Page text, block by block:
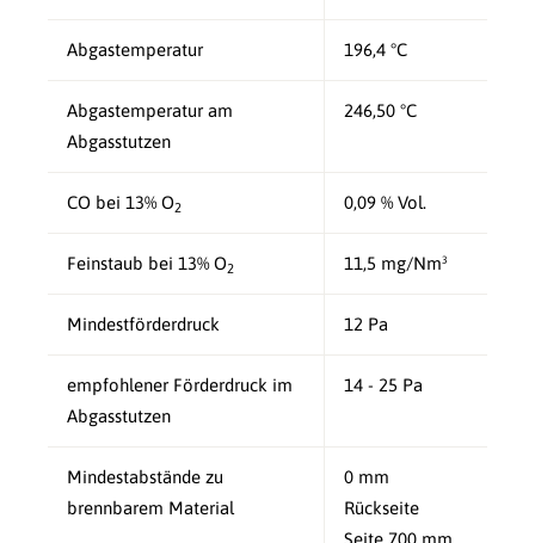
Abgastemperatur 196,4 °C
Abgastemperatur am
Abgasstutzen
246,50 °C
CO bei 13% O2 0,09 % Vol.
Feinstaub bei 13% O2 11,5 mg/Nm³
Mindestförderdruck 12 Pa
empfohlener Förderdruck im
Abgasstutzen
14 - 25 Pa
Mindestabstände zu
brennbarem Material
0 mm
Rückseite
Seite 700 mm